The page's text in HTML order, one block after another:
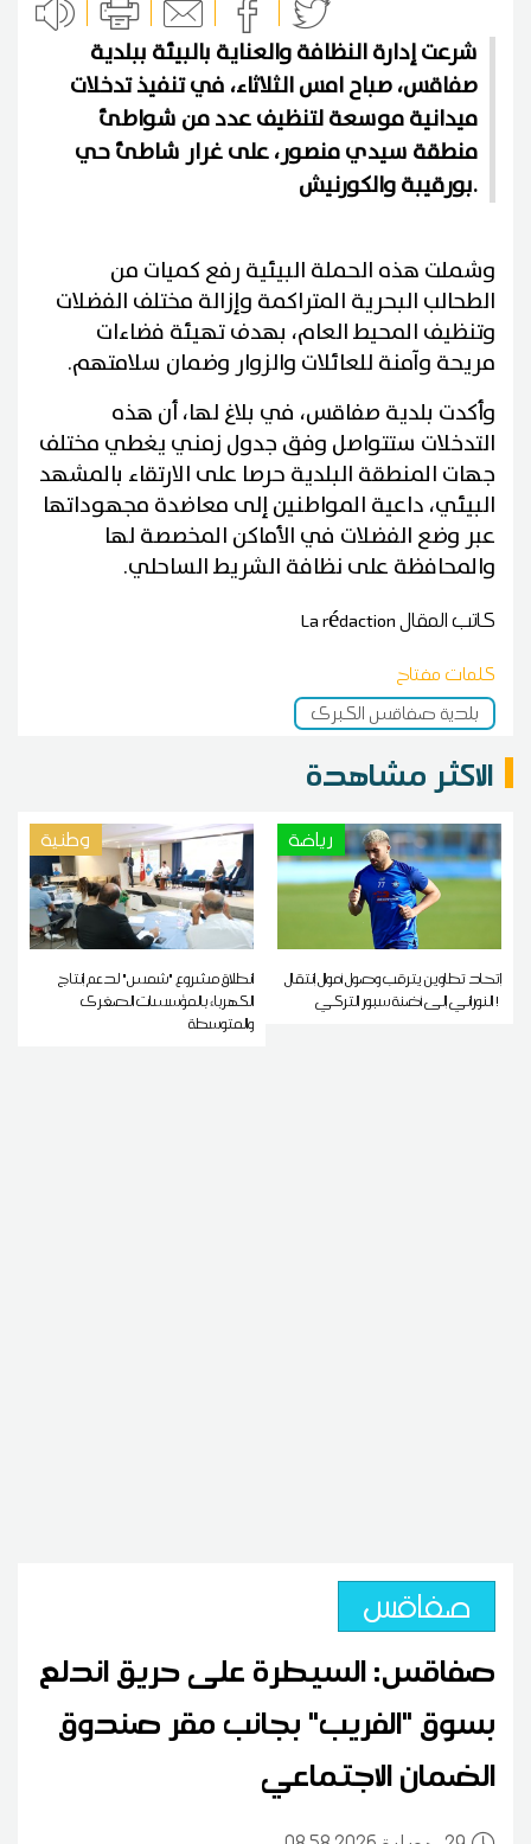
شرعت إدارة النظافة والعناية بالبيئة ببلدية
صفاقس، صباح امس الثلاثاء، في تنفيذ تدخلات
ميدانية موسعة لتنظيف عدد من شواطئ
منطقة سيدي منصور، على غرار شاطئ حي
بورقيبة والكورنيش.
وشملت هذه الحملة البيئية رفع كميات من
الطحالب البحرية المتراكمة وإزالة مختلف الفضلات
وتنظيف المحيط العام، بهدف تهيئة فضاءات
مريحة وآمنة للعائلات والزوار وضمان سلامتهم.
وأكدت بلدية صفاقس، في بلاغ لها، أن هذه
التدخلات ستتواصل وفق جدول زمني يغطي مختلف
جهات المنطقة البلدية حرصا على الارتقاء بالمشهد
البيئي، داعية المواطنين إلى معاضدة مجهوداتها
عبر وضع الفضلات في الأماكن المخصصة لها
والمحافظة على نظافة الشريط الساحلي.
كاتب المقالLa rédaction
كلمات مفتاح
بلدية صفاقس الكبرى
الاكثر مشاهدة
رياضة
إتحاد تطاوين يترقب وصول أموال إنتقال
النوراني إلى أضنة سبور التركي !
وطنية
انطلاق مشروع "شمس" لدعم إنتاج
الكهرباء بالمؤسسات الصغرى
والمتوسطة
صفاقس
صفاقس: السيطرة على حريق اندلع
بسوق "الفريب" بجانب مقر صندوق
الضمان الاجتماعي